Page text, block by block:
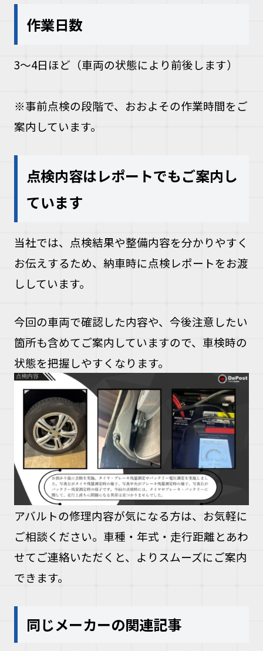
作業日数
3〜4日ほど（車両の状態により前後します）
※事前点検の段階で、おおよその作業時間をご
案内しています。
点検内容はレポートでもご案内し
ています
当社では、点検結果や整備内容を分かりやすく
お伝えするため、納車時に点検レポートをお渡
ししています。
今回の車両で確認した内容や、今後注意したい
箇所も含めてご案内していますので、車検時の
状態を把握しやすくなります。
アバルトの修理内容が気になる方は、お気軽に
ご相談ください。車種・年式・走行距離とあわ
せてご連絡いただくと、よりスムーズにご案内
できます。
同じメーカーの関連記事